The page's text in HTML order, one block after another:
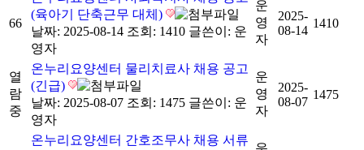
66
(육아기 단축근무 대체)
날짜: 2025-08-14 조회: 1410 글쓴이: 운
영자
운
영
자
2025-
08-14
1410
열
람
중
온누리요양센터 물리치료사 채용 공고
(긴급)
날짜: 2025-08-07 조회: 1475 글쓴이: 운
영자
운
영
자
2025-
08-07
1475
온누리요양센터 간호조무사 채용 서류